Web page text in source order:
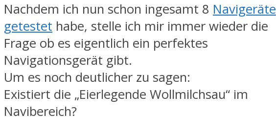
Nachdem ich nun schon ingesamt 8 Navigeräte
getestet habe, stelle ich mir immer wieder die
Frage ob es eigentlich ein perfektes
Navigationsgerät gibt.
Um es noch deutlicher zu sagen:
Existiert die „Eierlegende Wollmilchsau“ im
Navibereich?